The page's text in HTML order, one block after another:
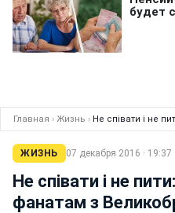
Главная › Жизнь › Не співати і не
ЖИЗНЬ 07 декабря 2016 · 19:37
Не співати і не
фанатам з